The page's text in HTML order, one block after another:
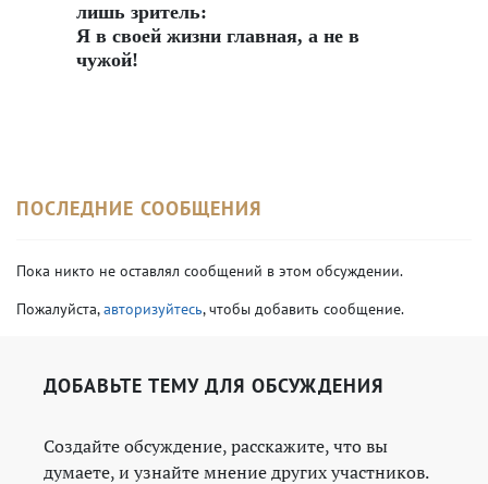
лишь зритель:
Я в своей жизни главная, а не в
чужой!
ПОСЛЕДНИЕ СООБЩЕНИЯ
Пока никто не оставлял сообщений в этом обсуждении.
Пожалуйста,авторизуйтесь, чтобы добавить сообщение.
ДОБАВЬТЕ ТЕМУ ДЛЯ ОБСУЖДЕНИЯ
Создайте обсуждение, расскажите, что вы
думаете, и узнайте мнение других участников.